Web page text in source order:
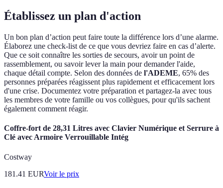
Établissez un plan d'action
Un bon plan d’action peut faire toute la différence lors d’une alarme.
Élaborez une check-list de ce que vous devriez faire en cas d’alerte.
Que ce soit connaître les sorties de secours, avoir un point de
rassemblement, ou savoir lever la main pour demander l'aide,
chaque détail compte. Selon des données de l'ADEME, 65% des
personnes préparées réagissent plus rapidement et efficacement lors
d'une crise. Documentez votre préparation et partagez-la avec tous
les membres de votre famille ou vos collègues, pour qu'ils sachent
également comment réagir.
Coffre-fort de 28,31 Litres avec Clavier Numérique et Serrure à
Clé avec Armoire Verrouillable Intég
Costway
181.41 EURVoir le prix